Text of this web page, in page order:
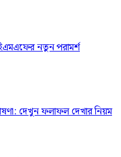
নতুন পরামর্শ
দেখুন ফলাফল দেখার নিয়ম